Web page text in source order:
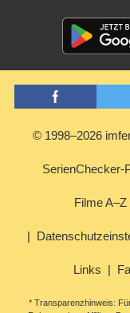
© 1998–2026
SerienChecker-
Filme A–Z
Links
* Transparenzhinweis: